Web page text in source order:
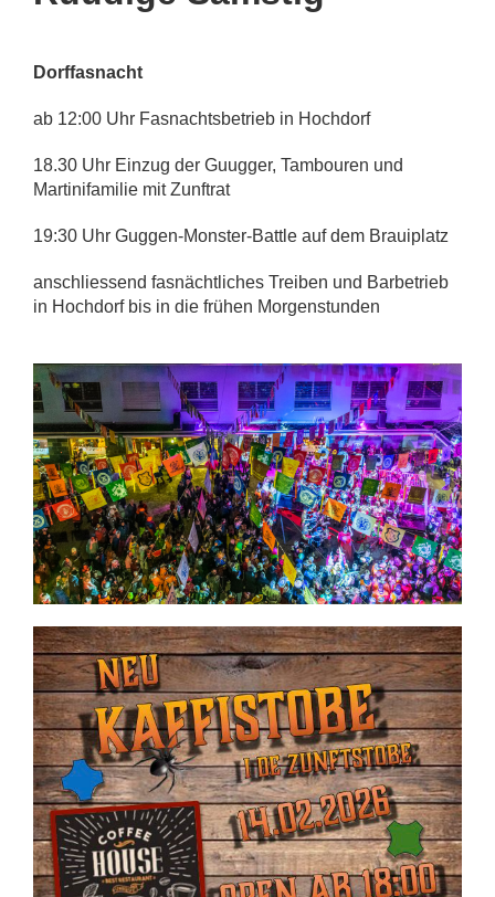
Dorffasnacht
ab 12:00 Uhr Fasnachtsbetrieb in Hochdorf
18.30 Uhr Einzug der Guugger, Tambouren und
Martinifamilie mit Zunftrat
19:30 Uhr Guggen-Monster-Battle auf dem Brauiplatz
anschliessend fasnächtliches Treiben und Barbetrieb
in Hochdorf bis in die frühen Morgenstunden